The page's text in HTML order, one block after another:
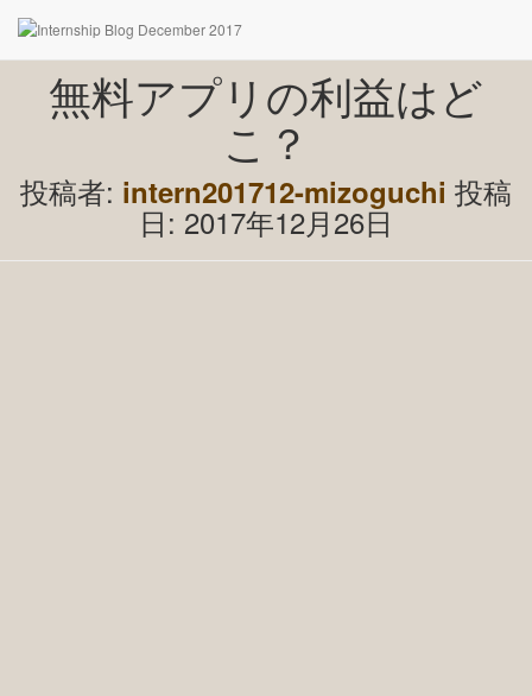
無料アプリの利益はど
こ？
投稿者: intern201712-mizoguchi 投稿
日: 2017年12月26日